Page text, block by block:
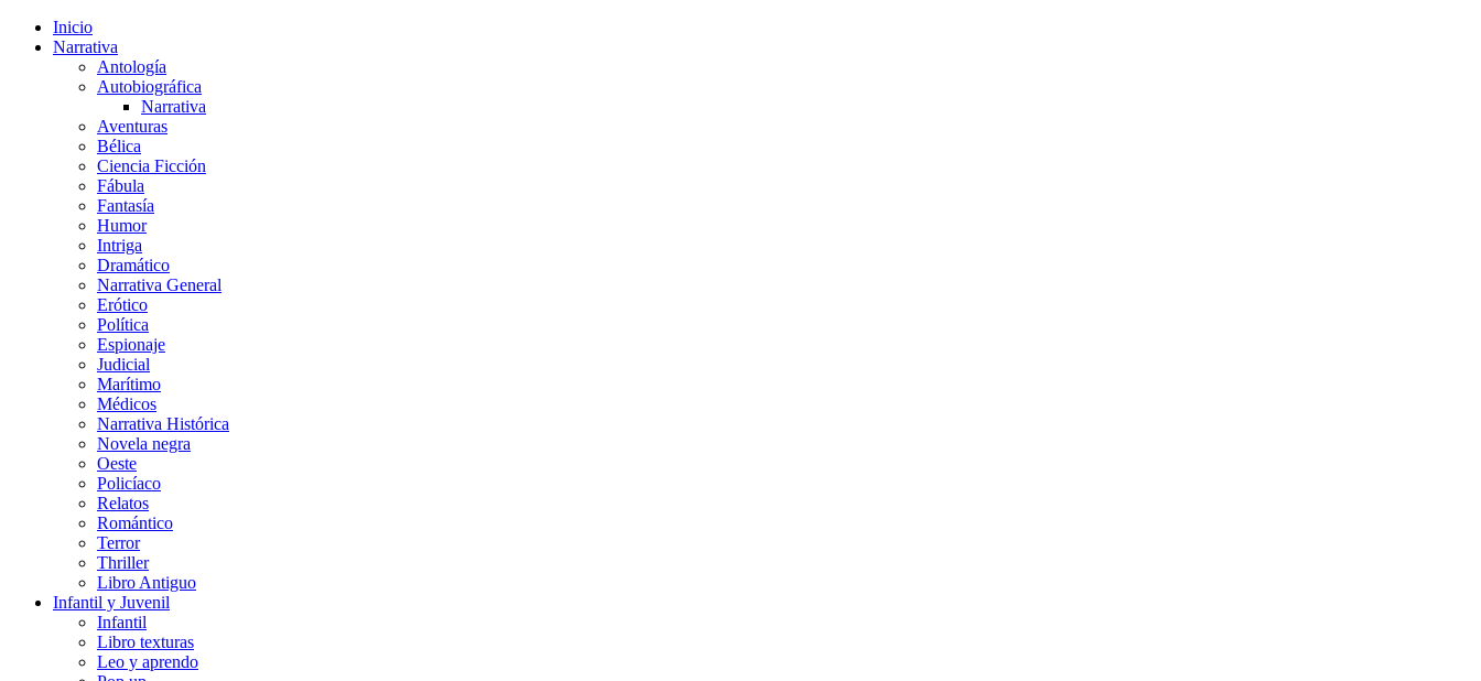
Inicio
Narrativa
Antología
Autobiográfica
Narrativa
Aventuras
Bélica
Ciencia Ficción
Fábula
Fantasía
Humor
Intriga
Dramático
Narrativa General
Erótico
Política
Espionaje
Judicial
Marítimo
Médicos
Narrativa Histórica
Novela negra
Oeste
Policíaco
Relatos
Romántico
Terror
Thriller
Libro Antiguo
Infantil y Juvenil
Infantil
Libro texturas
Leo y aprendo